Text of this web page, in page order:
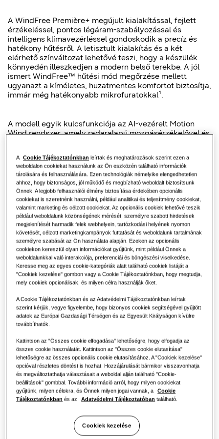
Vendéglátás
Irodák
Fenntarthatóság
One Samsung
SmartThings Pro
A WindFree Première+ megújult kialakítással, fejlett
érzékeléssel, pontos légáram-szabályozással és
intelligens klímavezérléssel gondoskodik a precíz és
hatékony hűtésről. A letisztult kialakítás és a két
elérhető színváltozat lehetővé teszi, hogy a készülék
könnyedén illeszkedjen a modern belső terekbe. A jól
ismert WindFree™ hűtési mód megőrzése mellett
ugyanazt a kíméletes, huzatmentes komfortot biztosítja,
immár még hatékonyabb mikrofuratokkal¹.
A modell egyik kulcsfunkciója az AI-vezérelt Motion
Wind rendszer, amely radaralapú mozgásérzékelővel és
intelligens vezérlés zökkenőmentes működést biztosít
prémium lakossági környezetben.
Kérjen árajánlatot
A WindFree Première+
A letisztult geometriai kialakítás, a kifinomult részletek
A Cookie Tájékoztatónkban leírtak és meghatározások szerint ezen a
weboldalon cookiekat használunk az Ön eszközén található információk
tárolására és felhasználására. Ezen technológiák némelyike elengedhetetlen
ahhoz, hogy biztonságos, jól működő és megbízható weboldalt biztosítsunk
Önnek. A legjobb felhasználói élmény biztosítása érdekében opcionális
cookiekat is szeretnénk használni, például analitikai és teljesítmény cookiekat,
valamint marketing és célzott cookiekat. Az opcionális cookiek lehetővé teszik
például weboldalunk közönségének mérését, személyre szabott hirdetések
megjelenítését harmadik felek webhelyein, tartózkodási helyének nyomon
követését, célzott marketingkampányok futtatását és weboldalunk tartalmának
személyre szabását az Ön használata alapján. Ezeken az opcionális
cookiekon keresztül olyan információkat gyűjtünk, mint például Önnek a
weboldalunkkal való interakciója, preferenciái és böngészési viselkedése.
Keresse meg az egyes cookie-kategóriák alatt található cookiek listáját a
"Cookiek kezelése" gombon vagy a Cookie Tájékoztatónkban, hogy megtudja,
mely cookiek opcionálisak, és milyen célra használják őket.
A Cookie Tájékoztatónkban és az Adatvédelmi Tájékoztatónkban leírtak
szerint kérjük, vegye figyelembe, hogy bizonyos cookiek segítségével gyűjtött
adatok az Európai Gazdasági Térségen és az Egyesült Királyságon kívülre
továbbíthatók.
Kattintson az "Összes cookie elfogadása" lehetőségre, hogy elfogadja az
összes cookie használatát. Kattintson az "Összes cookie elutasítása"
lehetőségre az összes opcionális cookie elutasításához. A "Cookiek kezelése"
opcióval részletes döntést is hozhat. Hozzájárulását bármikor visszavonhatja
és megváltoztathatja választásait a weboldal alján található "Cookie-
beállítások" gombbal. További információ arról, hogy milyen cookiekat
gyűjtünk, milyen célokra, és Önnek milyen jogai vannak, a
Cookie
Tájékoztatónkban és az Adatvédelmi Tájékoztatóban található.
Cookiek kezelése